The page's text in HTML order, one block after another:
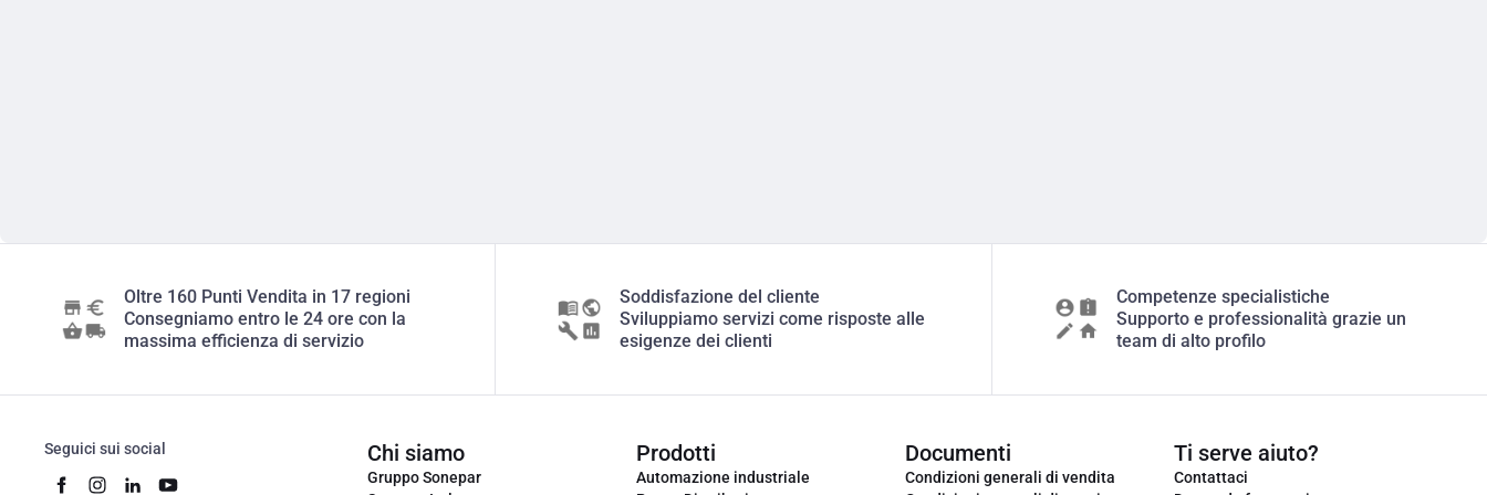
Oltre 160 Punti Vendita in 17 regioni
Consegniamo entro le 24 ore con la
massima efficienza di servizio
Soddisfazione del cliente
Sviluppiamo servizi come risposte alle
esigenze dei clienti
Competenze specialistiche
Supporto e professionalità grazie un
team di alto profilo
Seguici sui social Chi siamo
Gruppo Sonepar
Prodotti
Automazione industriale
Documenti
Condizioni generali di vendita
Ti serve aiuto?
Contattaci